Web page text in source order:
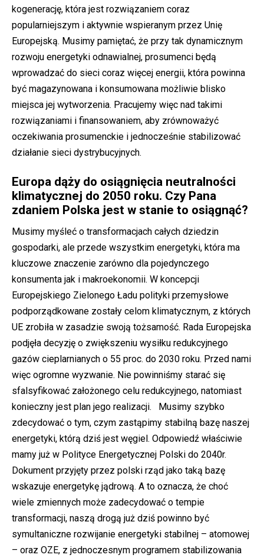
kogenerację, która jest rozwiązaniem coraz
popularniejszym i aktywnie wspieranym przez Unię
Europejską. Musimy pamiętać, że przy tak dynamicznym
rozwoju energetyki odnawialnej, prosumenci będą
wprowadzać do sieci coraz więcej energii, która powinna
być magazynowana i konsumowana możliwie blisko
miejsca jej wytworzenia. Pracujemy więc nad takimi
rozwiązaniami i finansowaniem, aby zrównoważyć
oczekiwania prosumenckie i jednocześnie stabilizować
działanie sieci dystrybucyjnych.
Europa dąży do osiągnięcia neutralności
klimatycznej do 2050 roku. Czy Pana
zdaniem Polska jest w stanie to osiągnąć?
Musimy myśleć o transformacjach całych dziedzin
gospodarki, ale przede wszystkim energetyki, która ma
kluczowe znaczenie zarówno dla pojedynczego
konsumenta jak i makroekonomii. W koncepcji
Europejskiego Zielonego Ładu polityki przemysłowe
podporządkowane zostały celom klimatycznym, z których
UE zrobiła w zasadzie swoją tożsamość. Rada Europejska
podjęła decyzję o zwiększeniu wysiłku redukcyjnego
gazów cieplarnianych o 55 proc. do 2030 roku. Przed nami
więc ogromne wyzwanie. Nie powinniśmy starać się
sfalsyfikować założonego celu redukcyjnego, natomiast
konieczny jest plan jego realizacji. Musimy szybko
zdecydować o tym, czym zastąpimy stabilną bazę naszej
energetyki, którą dziś jest węgiel. Odpowiedź właściwie
mamy już w Polityce Energetycznej Polski do 2040r.
Dokument przyjęty przez polski rząd jako taką bazę
wskazuje energetykę jądrową. A to oznacza, że choć
wiele zmiennych może zadecydować o tempie
transformacji, naszą drogą już dziś powinno być
symultaniczne rozwijanie energetyki stabilnej – atomowej
– oraz OZE, z jednoczesnym programem stabilizowania